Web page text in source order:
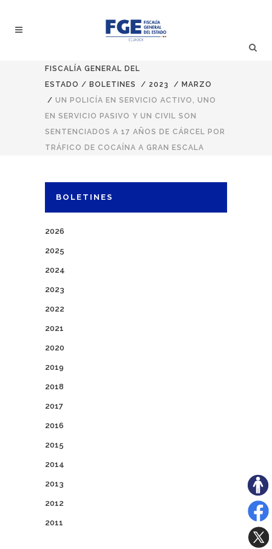
FISCALÍA GENERAL DEL
ESTADO / BOLETINES / 2023 / MARZO
/ UN POLICÍA EN SERVICIO ACTIVO, UNO
EN SERVICIO PASIVO Y UN CIVIL SON
SENTENCIADOS A 17 AÑOS DE CÁRCEL POR
TRÁFICO DE COCAÍNA A GRAN ESCALA
BOLETINES
2026
2025
2024
2023
2022
2021
2020
2019
2018
2017
2016
2015
2014
2013
2012
2011